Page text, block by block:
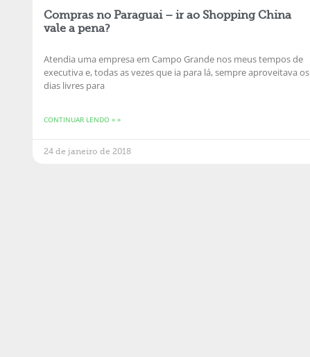
Compras no Paraguai – ir ao Shopping China
vale a pena?
Atendia uma empresa em Campo Grande nos meus tempos de
executiva e, todas as vezes que ia para lá, sempre aproveitava os
dias livres para
CONTINUAR LENDO » »
24 de janeiro de 2018